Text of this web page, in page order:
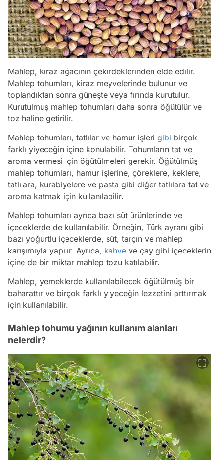
Mahlep, kiraz ağacının çekirdeklerinden elde edilir.
Mahlep tohumları, kiraz meyvelerinde bulunur ve
toplandıktan sonra güneşte veya fırında kurutulur.
Kurutulmuş mahlep tohumları daha sonra öğütülür ve
toz haline getirilir.
Mahlep tohumları, tatlılar ve hamur işleri gibi birçok
farklı yiyeceğin içine konulabilir. Tohumların tat ve
aroma vermesi için öğütülmeleri gerekir. Öğütülmüş
mahlep tohumları, hamur işlerine, çöreklere, keklere,
tatlılara, kurabiyelere ve pasta gibi diğer tatlılara tat ve
aroma katmak için kullanılabilir.
Mahlep tohumları ayrıca bazı süt ürünlerinde ve
içeceklerde de kullanılabilir. Örneğin, Türk ayranı gibi
bazı yoğurtlu içeceklerde, süt, tarçın ve mahlep
karışımıyla yapılır. Ayrıca, kahve ve çay gibi içeceklerin
içine de bir miktar mahlep tozu katılabilir.
Mahlep, yemeklerde kullanılabilecek öğütülmüş bir
baharattır ve birçok farklı yiyeceğin lezzetini arttırmak
için kullanılabilir.
Mahlep tohumu yağının kullanım alanları
nelerdir?